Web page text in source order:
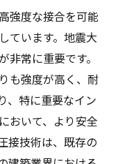
強度な接合を可能
ています。地震大
常に重要です。
も強度が高く、耐
、特に重要なイン
おいて、より安全
接技術は、既存の